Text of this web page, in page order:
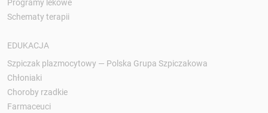
Programy lekowe
Schematy terapii
EDUKACJA
Szpiczak plazmocytowy — Polska Grupa Szpiczakowa
Chłoniaki
Choroby rzadkie
Farmaceuci